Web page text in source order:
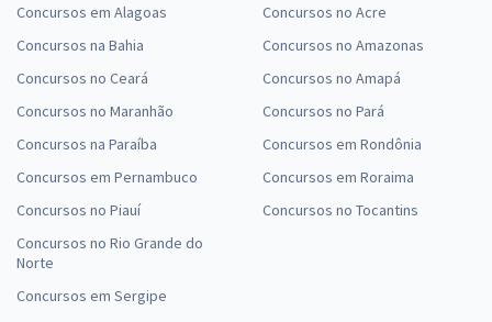
Concursos em Alagoas
Concursos na Bahia
Concursos no Ceará
Concursos no Maranhão
Concursos na Paraíba
Concursos em Pernambuco
Concursos no Piauí
Concursos no Rio Grande do
Norte
Concursos em Sergipe
Concursos no Acre
Concursos no Amazonas
Concursos no Amapá
Concursos no Pará
Concursos em Rondônia
Concursos em Roraima
Concursos no Tocantins